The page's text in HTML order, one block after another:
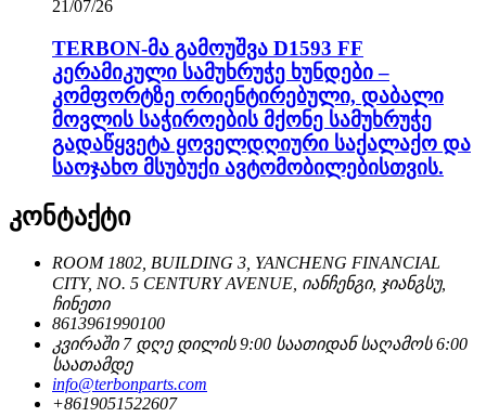
21/07/26
TERBON-მა გამოუშვა D1593 FF
კერამიკული სამუხრუჭე ხუნდები –
კომფორტზე ორიენტირებული, დაბალი
მოვლის საჭიროების მქონე სამუხრუჭე
გადაწყვეტა ყოველდღიური საქალაქო და
საოჯახო მსუბუქი ავტომობილებისთვის.
კონტაქტი
ROOM 1802, BUILDING 3, YANCHENG FINANCIAL
CITY, NO. 5 CENTURY AVENUE, იანჩენგი, ჯიანგსუ,
ჩინეთი
8613961990100
კვირაში 7 დღე დილის 9:00 საათიდან საღამოს 6:00
საათამდე
info@terbonparts.com
+8619051522607